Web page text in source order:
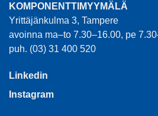
KOMPONENTTIMYYMÄLÄ
Yrittäjänkulma 3, Tampere
avoinna ma–to 7.30–16.00, pe
puh. (03) 31 400 520
Linkedin
Instagram